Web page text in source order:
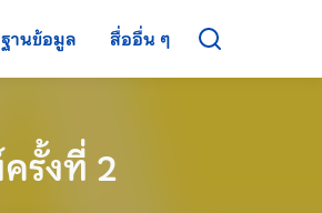
ฐานข้อมูล สื่ออื่น ๆ
รั้งที่ 2